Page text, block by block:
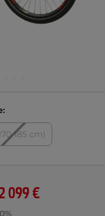
185 cm)
099 €
0%